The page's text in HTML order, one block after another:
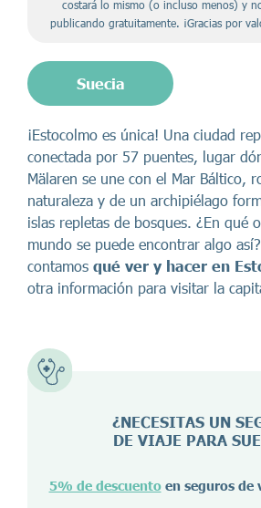
costará lo mismo (o incluso menos) y
publicando gratuitamente. ¡Gracias por
Suecia
¡Estocolmo es única! Una ciudad
conectada por 57 puentes, lugar
Mälaren se une con el Mar Báltico,
naturaleza y de un archipiélago
islas repletas de bosques. ¿En qué
mundo se puede encontrar algo
contamos qué ver y hacer en
otra información para visitar la
¿NECESITAS UN
DE VIAJE PARA
5% de descuentoen seguros de